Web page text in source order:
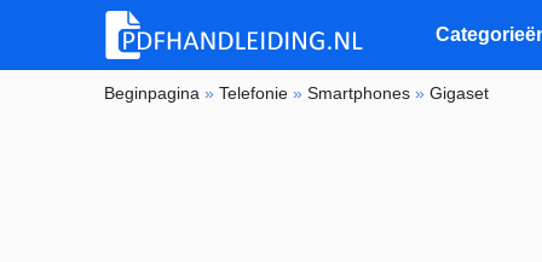
Beginpagina »Telefonie »Smartphones »Gigaset